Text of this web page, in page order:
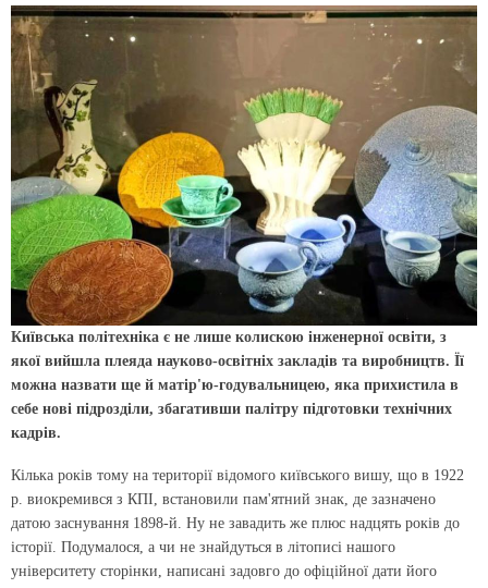
Київська політехніка є не лише колискою інженерної освіти, з
якої вийшла плеяда науково-освітніх закладів та виробництв. Її
можна назвати ще й матір'ю-годувальницею, яка прихистила в
себе нові підрозділи, збагативши палітру підготовки технічних
кадрів.
Кілька років тому на території відомого київського вишу, що в 1922
р. виокремився з КПІ, встановили пам'ятний знак, де зазначено
датою заснування 1898-й. Ну не завадить же плюс надцять років до
історії. Подумалося, а чи не знайдуться в літописі нашого
університету сторінки, написані задовго до офіційної дати його